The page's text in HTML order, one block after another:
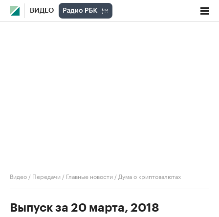
ВИДЕО
Видео / Передачи / Главные новости / Дума о криптовалютах
Выпуск за 20 марта, 2018